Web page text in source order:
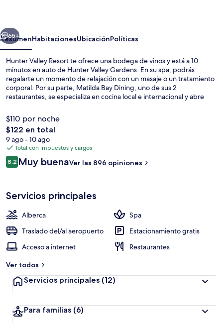
Siguiente
65+
ResumenHabitacionesUbicaciónPolíticas
Hunter Valley Resort te ofrece una bodega de vinos y está a 10
minutos en auto de Hunter Valley Gardens. En su spa, podrás
regalarte un momento de relajación con un masaje o un tratamiento
corporal. Por su parte, Matilda Bay Dining, uno de sus 2
restaurantes, se especializa en cocina local e internacional y abre
alberca al aire libre, su bar o lounge y su cancha de tenis al aire libre.
A otros visitantes les encanta el personal amable.
$110 por noche
El
precio
total
es
de
$122 en total
9 ago - 10 ago
Total con impuestos y cargos
Opiniones
8.28.2 de 10,
Muy buenaVer las 896 opiniones
Servicios principales
Alberca
Spa
Traslado del/al aeropuerto
Estacionamiento gratis
Acceso a internet
Restaurantes
Ver todos
Servicios principales (12)
Para familias (6)